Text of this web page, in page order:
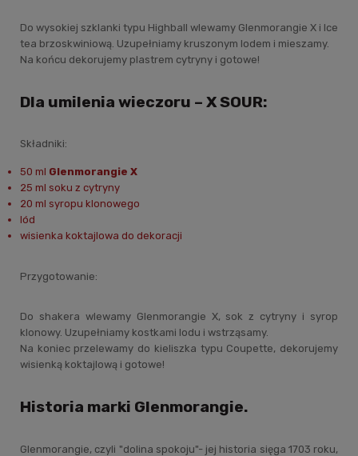
Do wysokiej szklanki typu Highball wlewamy Glenmorangie X i Ice
tea brzoskwiniową. Uzupełniamy kruszonym lodem i mieszamy.
Na końcu dekorujemy plastrem cytryny i gotowe!
Dla umilenia wieczoru – X SOUR:
Składniki:
50 ml Glenmorangie X
25 ml soku z cytryny
20 ml syropu klonowego
lód
wisienka koktajlowa do dekoracji
Przygotowanie:
Do shakera wlewamy Glenmorangie X, sok z cytryny i syrop
klonowy. Uzupełniamy kostkami lodu i wstrząsamy.
Na koniec przelewamy do kieliszka typu Coupette, dekorujemy
wisienką koktajlową i gotowe!
Historia marki Glenmorangie.
Glenmorangie, czyli "dolina spokoju"- jej historia sięga 1703 roku,